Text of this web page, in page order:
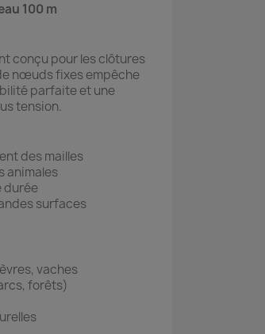
100 m
conçu pour les clôtures
nœuds fixes empêche
parfaite et une
tension.
des mailles
animales
durée
surfaces
vaches
forêts)